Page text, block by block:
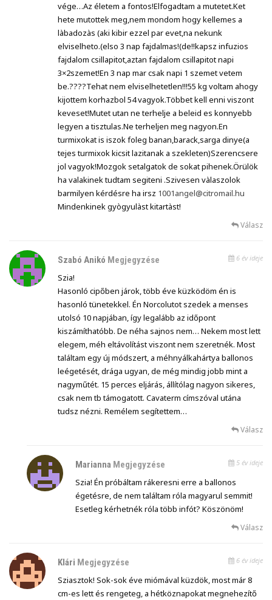
vége…Az életem a fontos!Elfogadtam a mutetet.Ket
hete mutottek meg,nem mondom hogy kellemes a
làbadozàs (aki kibir ezzel par evet,na nekunk
elviselheto.(elso 3 nap fajdalmas!(de!!kapsz infuzios
fajdalom csillapitot,aztan fajdalom csillapitot napi
3×2szemet!En 3 nap mar csak napi 1 szemet vetem
be.????Tehat nem elviselhetetlen!!!55 kg voltam ahogy
kijottem korhazbol 54 vagyok.Többet kell enni viszont
keveset!Mutet utan ne terhelje a beleid es konnyebb
legyen a tisztulas.Ne terheljen meg nagyon.En
turmixokat is iszok foleg banan,barack,sarga dinye(a
tejes turmixok kicsit lazitanak a szekleten)Szerencsere
jol vagyok!Mozgok setalgatok de sokat pihenek.Örülök
ha valakinek tudtam segiteni .Szivesen vàlaszolok
barmilyen kérdésre ha irsz 1001angel@citromail.hu
Mindenkinek gyògyulàst kitartàst!
Válasz
Szabó Anikó Megjegyzése 6 év ideje
Szia!
Hasonló cipőben járok, több éve küzködöm én is
hasonló tünetekkel. Én Norcolutot szedek a menses
utolsó 10 napjában, így legalább az időpont
kiszámíthatóbb. De néha sajnos nem… Nekem most lett
elegem, méh eltávolítást viszont nem szeretnék. Most
találtam egy új módszert, a méhnyálkahártya ballonos
leégetését, drága ugyan, de még mindig jobb mint a
nagyműtét. 15 perces eljárás, állítólag nagyon sikeres,
csak nem tb támogatott. Cavaterm címszóval utána
tudsz nézni. Remélem segítettem…
Válasz
Marianna Megjegyzése 5 év ideje
Szia! Én próbáltam rákeresni erre a ballonos
égetésre, de nem találtam róla magyarul semmit!
Esetleg kérhetnék róla több infót? Köszönöm!
Válasz
Klári Megjegyzése 6 év ideje
Sziasztok! Sok-sok éve miómával küzdök, most már 8
cm-es lett és rengeteg, a hétköznapokat megnehezítő